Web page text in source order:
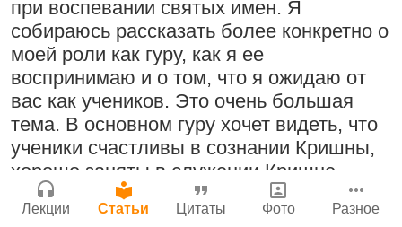
служений
1:05:35 |7 сентября 2008
Орегон, США
Деятельность на благо всех живых
существ
33:28 |30 ноября 2019|
при воспевании святых имен. Я
собираюсь рассказать более конкретно о
моей роли как гуру, как я ее
воспринимаю и о том, что я ожидаю от
вас как учеников. Это очень большая
тема. В основном гуру хочет видеть, что
ученики счастливы в сознании Кришны,
хорошо заняты в служении Кришне,
совершают прогресс и в конце концов
становятся чистыми преданными и
24 июля 2026
Подрыватели доверия к себе
22 июля 2026
Джанмаштами в Тбилиси 2025
Лекции Статьи Цитаты Фото Разное